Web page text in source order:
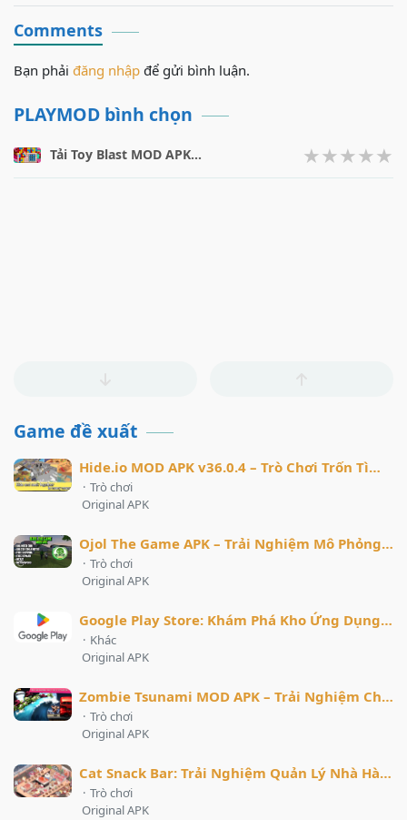
Comments
Bạn phải đăng nhập để gửi bình luận.
PLAYMOD bình chọn
Tải Toy Blast MOD APK v17566 (Vô Hạn Tiền, Booster) Miễn Phí
Game đề xuất
Hide.io MOD APK v36.0.4 – Trò Chơi Trốn Tìm Trực Tuyến Đầy Kịch Tính
· Trò chơi
Original APK
Ojol The Game APK – Trải Nghiệm Mô Phỏng Lái Xe Ôm Công Nghệ Hấp Dẫn
· Trò chơi
Original APK
Google Play Store: Khám Phá Kho Ứng Dụng Khổng Lồ và Cách Khắc Phục Lỗi Thường Gặp
· Khác
Original APK
Zombie Tsunami MOD APK – Trải Nghiệm Chạy Vô Tận Với Sức Mạnh Zombie Bất Bại
· Trò chơi
Original APK
Cat Snack Bar: Trải Nghiệm Quản Lý Nhà Hàng Mèo Độc Đáo
· Trò chơi
Original APK